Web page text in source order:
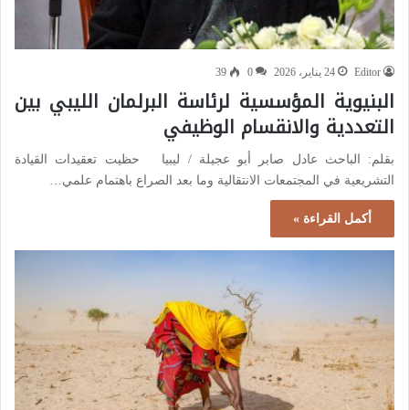
Editor 24 يناير، 2026 0
39
البنيوية المؤسسية لرئاسة البرلمان الليبي بين
التعددية والانقسام الوظيفي
بقلم: الباحث عادل صابر أبو عجيلة / ليبيا حظيت تعقيدات القيادة
التشريعية في المجتمعات الانتقالية وما بعد الصراع باهتمام علمي…
أكمل القراءة »